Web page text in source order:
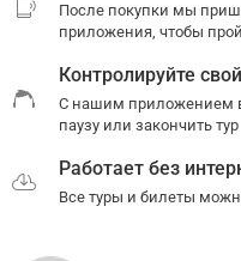
После покупки мы
приложения, чтобы
Контролируйте
С нашим приложением
паузу или закончить тур
Работает без
Все туры и билеты